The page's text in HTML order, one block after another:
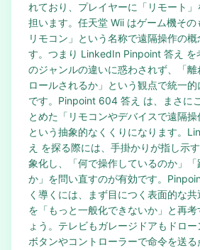
れており、プレイヤーに「リモート
担います。任天堂 Wii はゲーム機そ
リモコン」という名称で遠隔操作の
す。つまり LinkedIn Pinpoint 答え を
のジャンルの違いに惑わされず、「離
ロールされるか」という観点で統一
です。Pinpoint 604 答え は、まさに
とめた「リモコンやデバイスで遠隔操
という抽象的なくくりになります。
え を探る際には、手掛かりが指し示
象化し、「何で操作しているのか」
か」を問い直すのが有効です。
く導くには、まず目につく表面的な
を「もっと一般化できないか」と再
ょう。テレビもガレージドアもドロ
ボタンやコントローラーで命令を送